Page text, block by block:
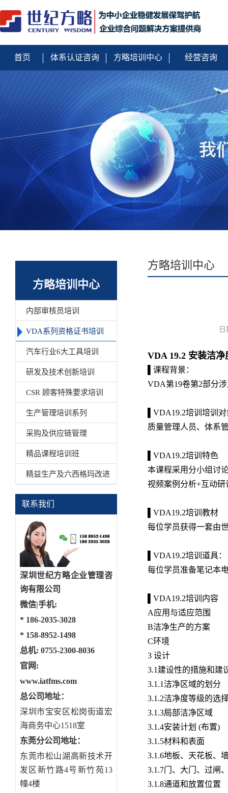
首页 体系认证咨询 方略培训中心 经营咨询
方略培训中心
内部审核员培训
VDA系列资格证书培训
汽车行业6大工具培训
研发及技术创新培训
CSR 顾客特殊要求培训
生产管理培训系列
采购及供应链管理
精品课程培训班
精益生产及六西格玛改进
联系我们
深圳世纪方略企业管理咨
询有限公司
微信|手机:
* 186-2035-3028
* 158-8952-1498
总机: 0755-2300-8036
官网:
www.iatfms.com
总公司地址：
深圳市宝安区松岗街道宏
海商务中心1518室
东莞分公司地址：
东莞市松山湖高新技术开
发区新竹路4号新竹苑13
幢4楼
方略培训中心
VDA 19.2 安装洁净
▌课程背景：
VDA第19卷第2部分
▌VDA19.2培训培训
质量管理人员、体系
▌VDA19.2培训特色
本课程采用分小组讨
视频案例分析+互动
▌VDA19.2培训教材
每位学员获得一套由
▌VDA19.2培训道具：
每位学员准备笔记本
▌VDA19.2培训内容
A应用与适应范围
B洁净生产的方案
C环境
3 设计
3.1建设性的措施和建
3.1.1洁净区域的划分
3.1.2洁净度等级的选
3.1.3局部洁净区域
3.1.4安装计划 (布置)
3.1.5材料和表面
3.1.6地板、天花板、
3.1.7门、大门、过闸
3.1.8通道和放置位置